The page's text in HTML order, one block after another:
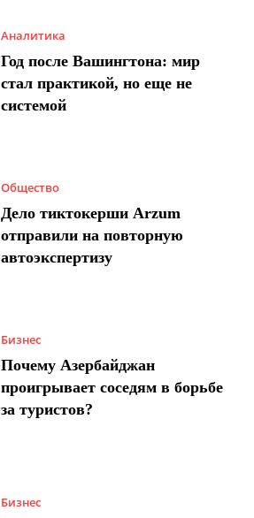
Аналитика
Год после Вашингтона: мир
стал практикой, но еще не
системой
Общество
Дело тиктокерши Arzum
отправили на повторную
автоэкспертизу
Бизнес
Почему Азербайджан
проигрывает соседям в борьбе
за туристов?
Бизнес